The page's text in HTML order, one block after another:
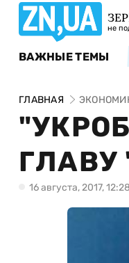
не
ВАЖНЫЕ ТЕМЫ
ГЛАВНАЯ
ГЛАВУ
16 августа, 2017, 12:28